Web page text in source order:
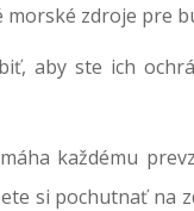
zdroje pre
aby ste ich
každému
si pochutnať na